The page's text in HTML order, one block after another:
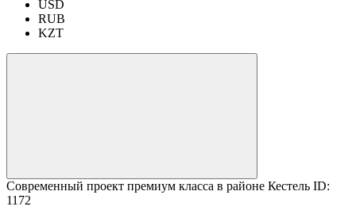
USD
RUB
KZT
Cовременный проект премиум класса в районе Кестель ID:
1172